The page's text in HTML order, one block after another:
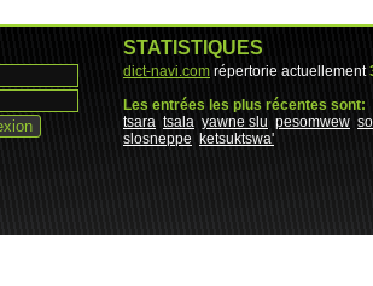
STATISTIQUES
dict-navi.com répertorie actuellement
Les entrées les plus récentes sont:
tsara tsala yawne slu pesomwew
slosneppe
ketsuktswa'